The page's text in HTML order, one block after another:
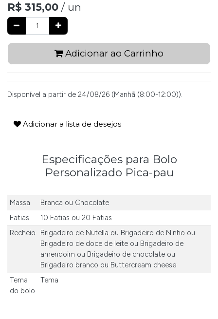
R$ 315,00 / un
Adicionar ao Carrinho
Disponível a partir de 24/08/26 (Manhã (8:00-12:00)).
Adicionar a lista de desejos
Especificações para Bolo
Personalizado Pica-pau
Massa Branca ou Chocolate
Fatias
10 Fatias ou 20 Fatias
Recheio
Brigadeiro de Nutella ou Brigadeiro de Ninho ou
Brigadeiro de doce de leiteou Brigadeiro de
amendoim ou Brigadeiro de chocolateou
Brigadeiro branco ou Buttercream cheese
Tema
do bolo
Tema